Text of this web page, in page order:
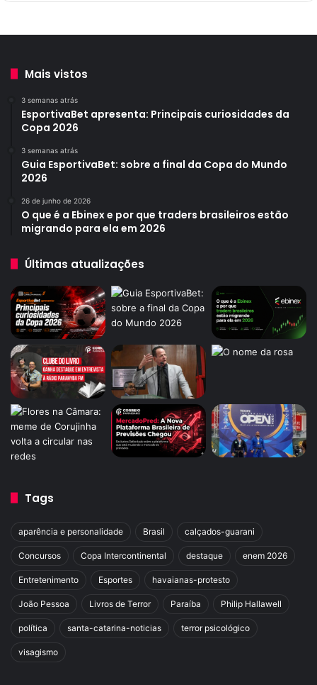
Mais vistos
3 semanas atrás
EsportivaBet apresenta: Principais curiosidades da
Copa 2026
3 semanas atrás
Guia EsportivaBet: sobre a final da Copa do Mundo
2026
26 de junho de 2026
O que é a Ebinex e por que traders brasileiros estão
migrando para ela em 2026
Últimas atualizações
Tags
aparência e personalidade Brasil calçados-guarani
Concursos Copa Intercontinental destaque enem 2026
Entretenimento Esportes havaianas-protesto
João Pessoa Livros de Terror Paraíba Philip Hallawell
política santa-catarina-noticias terror psicológico
visagismo